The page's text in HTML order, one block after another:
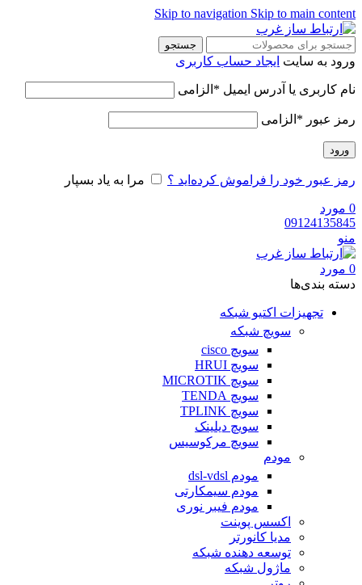
Skip to navigation Skip to main content
جستجو
ورود به سایت ایجاد حساب کاربری
نام کاربری یا آدرس ایمیل * الزامی
رمز عبور * الزامی
ورود
رمز عبور خود را فراموش کرده‌اید ؟ مرا به یاد بسپار
0 مورد
09124135845
منو
0 مورد
دسته‌ بندی‌ها
تجهیزات اکتیو شبکه
سویچ شبکه
سویچ cisco
سویچ HRUI
سویچ MICROTIK
سویچ TENDA
سویچ TPLINK
سویچ دیلینک
سویچ مرکوسیس
مودم
مودم dsl-vdsl
مودم سیمکارتی
مودم فیبر نوری
اکسس پوینت
مدیا کانورتر
توسعه دهنده شبکه
ماژول شبکه